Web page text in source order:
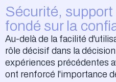
Sécurité,
fondé sur la
Au-delà de la facilité
rôle décisif dans la
expériences précédentes
ont renforcé l'importance